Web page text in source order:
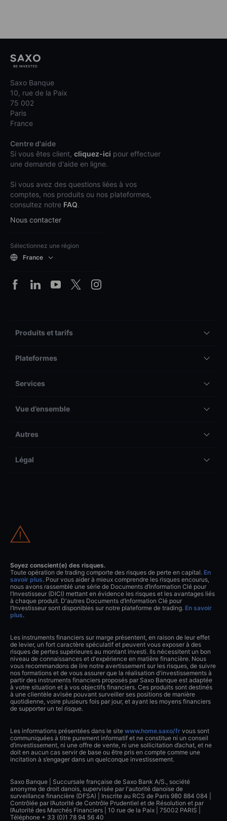
Saxo Banque
10, rue de la Paix
75 002
Paris
France
Centre d'aide
Si vous êtes client, cliquez-ici pour effectuer
une demande d'aide en ligne.
Si vous avez des questions liées à vos
comptes, nos produits ou nos plateformes,
consultez notre FAQ.
Nous contacter
Sélectionnez une région
France
Produits et tarifs
Plateformes
Services
Vue d’ensemble
Autres
Légal
Soyez conscient(e) des risques.
Toute opération de trading comporte des risques de perte en capital. En
savoir plus. Pour vous aider à mieux comprendre les risques encourus,
nous avons rassemblé une série de Documents d’Information Clé pour
l’Investisseur (DICI) mettant en évidence les risques et les avantages liés
à chaque produit. D'autres Documents d’Information Clé pour
l’Investisseur sont disponibles sur notre plateforme de trading. En savoir
plus.
Les instruments financiers sur marge présentent, en raison de leur effet
de levier, un fort caractère spéculatif et peuvent vous exposer à des
risques de pertes supérieures au montant investi. Ils nécessitent un bon
niveau de connaissances et d'expérience en matière financière. Nous
vous recommandons de lire notre avertissement sur les risques, de suivre
nos formations et de vous assurer que la réalisation d'investissements à
partir des instruments financiers proposés par Saxo Banque est adaptée
à votre situation et à vos objectifs financiers. Ces produits sont destinés
à une clientèle avisée pouvant surveiller ses positions de manière
quotidienne, voire plusieurs fois par jour, et ayant les moyens financiers
de supporter un tel risque.
Les informations présentées dans le site www.home.saxo/fr vous sont
communiquées à titre purement informatif et ne constitue ni un conseil
d’investissement, ni une offre de vente, ni une sollicitation d’achat, et ne
doit en aucun cas servir de base ou être pris en compte comme une
incitation à s’engager dans un quelconque investissement.
Saxo Banque | Succursale française de Saxo Bank A/S., société
anonyme de droit danois, supervisée par l'autorité danoise de
surveillance financière (DFSA) | Inscrite au RCS de Paris 980 884 084 |
Contrôlée par l’Autorité de Contrôle Prudentiel et de Résolution et par
l’Autorité des Marchés Financiers | 10 rue de la Paix | 75002 PARIS |
Téléphone + 33 (0)1 78 94 56 40